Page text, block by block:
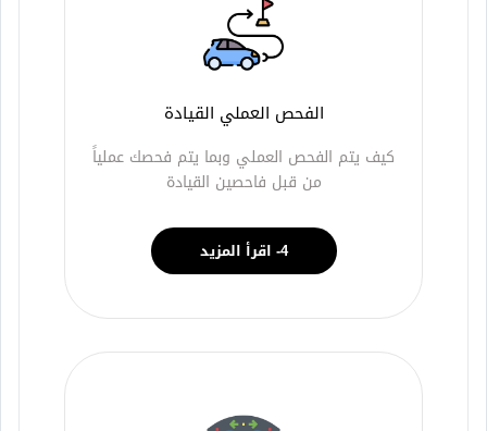
الفحص العملي القيادة
كيف يتم الفحص العملي وبما يتم فحصك عملياً
من قبل فاحصين القيادة
4- اقرأ المزيد